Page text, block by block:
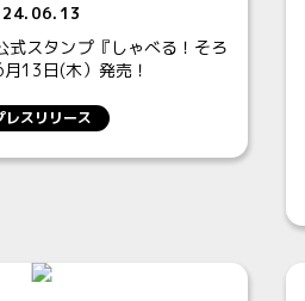
24.06.13
式スタンプ『しゃべる！そろ
13日(木）発売！
レスリリース